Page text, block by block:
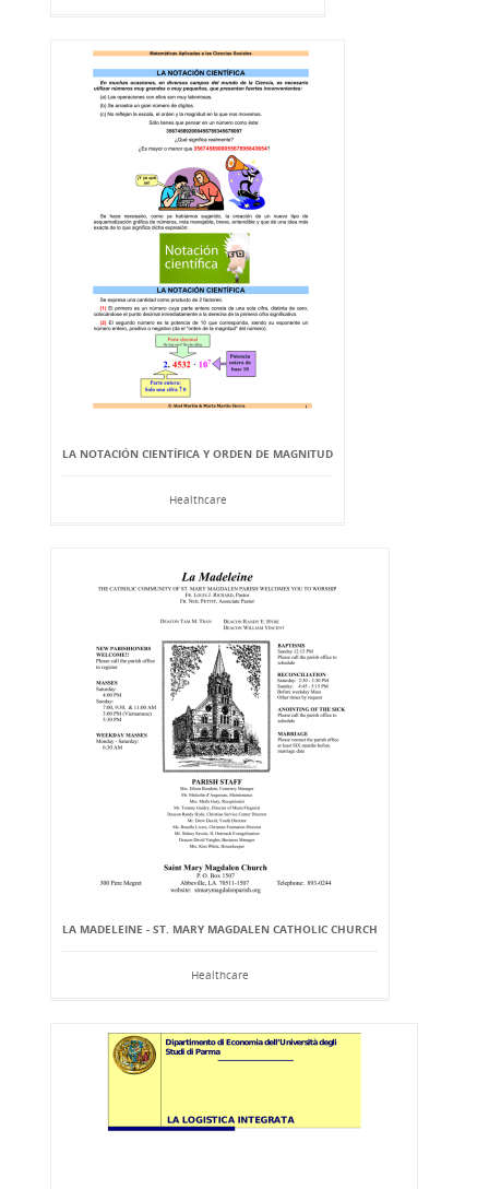
LA NOTACIÓN CIENTÍFICA Y ORDEN DE MAGNITUD
Healthcare
LA MADELEINE - ST. MARY MAGDALEN CATHOLIC CHURCH
Healthcare